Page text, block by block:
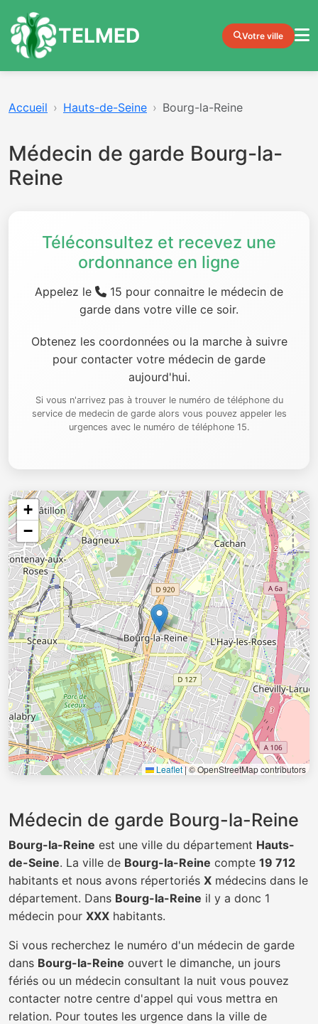
TELMED Votre ville
Accueil Hauts-de-Seine Bourg-la-Reine
Médecin de garde Bourg-la-
Reine
Téléconsultez et recevez une
ordonnance en ligne
Appelez le
15 pour connaitre le médecin de
garde dans votre ville ce soir.
Obtenez les coordonnées ou la marche à suivre
pour contacter votre médecin de garde
aujourd'hui.
Si vous n'arrivez pas à trouver le numéro de téléphone du
service de medecin de garde alors vous pouvez appeler les
urgences avec le numéro de téléphone 15.
+
−
Leaflet |© OpenStreetMap contributors
Médecin de garde Bourg-la-Reine
Bourg-la-Reine est une ville du département Hauts-
de-Seine. La ville de Bourg-la-Reine compte 19 712
habitants et nous avons répertoriés X médecins dans le
département. Dans Bourg-la-Reine il y a donc 1
médecin pour XXX habitants.
Si vous recherchez le numéro d'un médecin de garde
dans Bourg-la-Reine ouvert le dimanche, un jours
fériés ou un médecin consultant la nuit vous pouvez
contacter notre centre d'appel qui vous mettra en
relation. Pour toutes les urgence dans la ville de